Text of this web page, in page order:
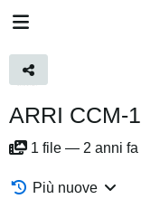
ARRI CCM-1
1 file — 2 anni fa
Più nuove